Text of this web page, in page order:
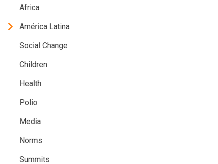
Africa
América Latina
Social Change
Children
Health
Polio
Media
Norms
Summits